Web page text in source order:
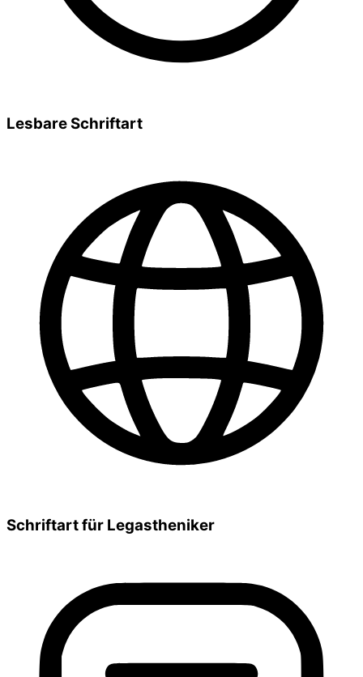
Lesbare Schriftart
Schriftart für Legastheniker